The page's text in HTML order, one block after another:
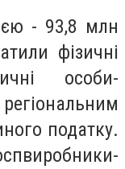
- 93,8 млн
фізичні
особи-
податку.